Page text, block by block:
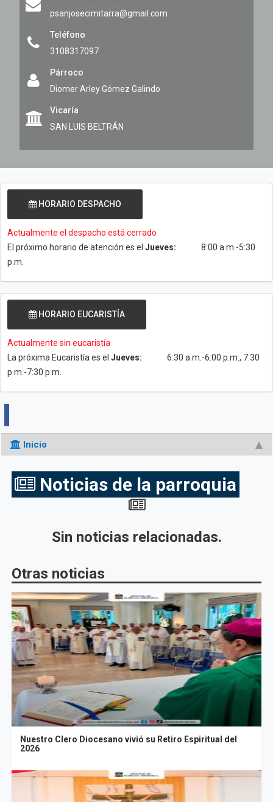
psanjosecimitarra@gmail.com
Teléfono
3108317097
Párroco
Diomer Arley Gómez Galindo
Vicaría
SAN LUIS BELTRÁN
HORARIO DESPACHO
Actualmente el despacho está cerrado
El próximo horario de atención es el Jueves:
8:00 a.m.-5:30
p.m.
HORARIO EUCARISTÍA
Actualmente sin eucaristía
La próxima Eucaristía es el Jueves:
6:30 a.m.-6:00 p.m., 7:30
p.m.-7:30 p.m.
Inicio
Noticias de la parroquia
Sin noticias relacionadas.
Otras noticias
Nuestro Clero Diocesano vivió su Retiro Espiritual del
2026